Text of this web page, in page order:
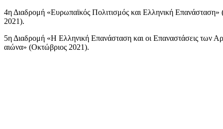
4η Διαδρομή «Ευρωπαϊκός Πολιτισμός και Ελληνική Επανάσταση»
2021).
5η Διαδρομή «Η Ελληνική Επανάσταση και οι Επαναστάσεις των
αιώνα» (Οκτώβριος 2021).